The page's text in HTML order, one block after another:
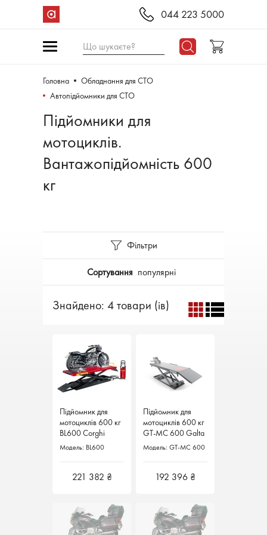
044 223 5000
Що шукаєте?
Головна
Обладнання для СТО
Автопідйомники для СТО
Підйомники для
мотоциклів.
Вантажопідйомність 600
кг
Фільтри
Сортування популярні
Знайдено: 4 товари (ів)
Підйомник для
мотоциклів 600 кг
BL600 Corghi
Італія
Модель: BL600
221 382 ₴
Підйомник для
мотоциклів 600 кг
BL600 Corghi
Італія
Модель: BL600
221 382 ₴
Підйомник для
мотоциклів 600 кг
GT-MC 600 Galta
Італія
Модель: GT-MC 600
192 396 ₴
Підйомник для
мотоциклів 600 кг
GT-MC 600 Galta
Італія
Модель: GT-MC 600
192 396 ₴